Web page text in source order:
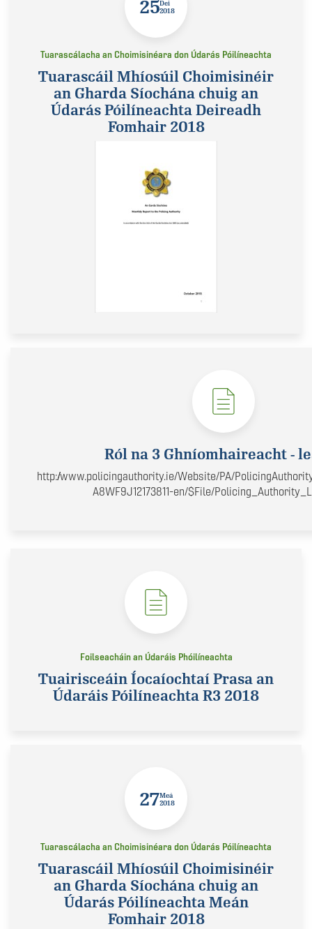
25Dei
2018
Tuarascálacha an Choimisinéara don Údarás Póilíneachta
Tuarascáil Mhíosúil Choimisinéir
an Gharda Síochána chuig an
Údarás Póilíneachta Deireadh
Fomhair 2018
Ról na 3 Ghníomhaireacht -
http://www.policingauthority.ie/Website/PA/
A8WF9J12173811-en/$File/
Foilseacháin an Údaráis Phóilíneachta
Tuairisceáin Íocaíochtaí Prasa an
Údaráis Póilíneachta R3 2018
27Meá
2018
Tuarascálacha an Choimisinéara don Údarás Póilíneachta
Tuarascáil Mhíosúil Choimisinéir
an Gharda Síochána chuig an
Údarás Póilíneachta Meán
Fomhair 2018